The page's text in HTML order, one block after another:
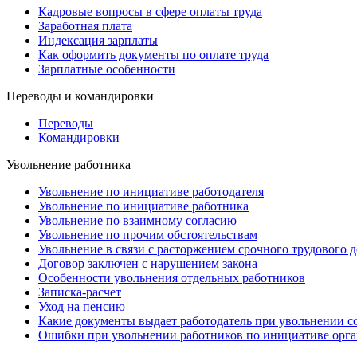
Кадровые вопросы в сфере оплаты труда
Заработная плата
Индексация зарплаты
Как оформить документы по оплате труда
Зарплатные особенности
Переводы и командировки
Переводы
Командировки
Увольнение работника
Увольнение по инициативе работодателя
Увольнение по инициативе работника
Увольнение по взаимному согласию
Увольнение по прочим обстоятельствам
Увольнение в связи с расторжением срочного трудового
Договор заключен с нарушением закона
Особенности увольнения отдельных работников
Записка-расчет
Уход на пенсию
Какие документы выдает работодатель при увольнении
Ошибки при увольнении работников по инициативе